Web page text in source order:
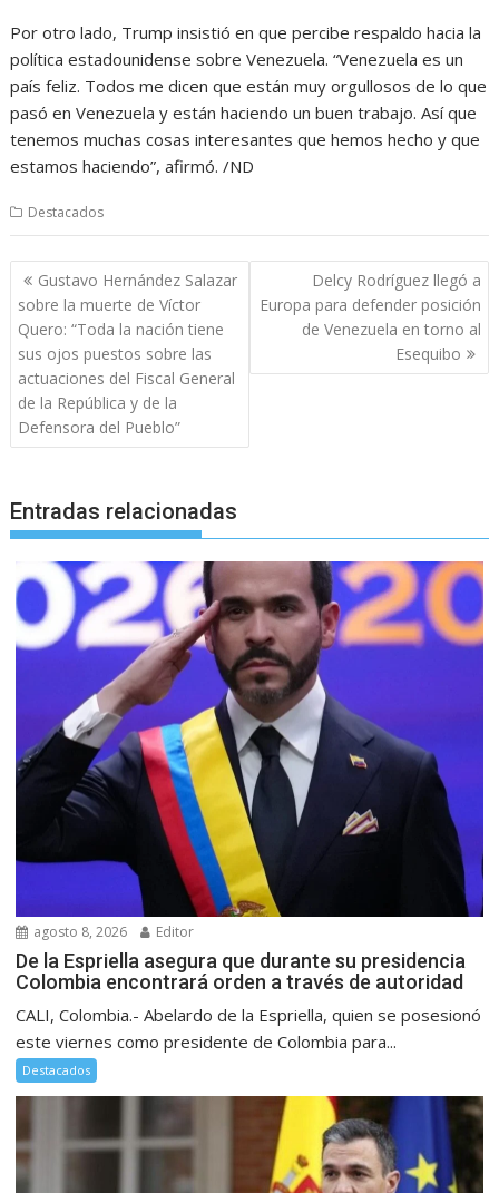
Por otro lado, Trump insistió en que percibe respaldo hacia la
política estadounidense sobre Venezuela. “Venezuela es un
país feliz. Todos me dicen que están muy orgullosos de lo que
pasó en Venezuela y están haciendo un buen trabajo. Así que
tenemos muchas cosas interesantes que hemos hecho y que
estamos haciendo”, afirmó. /ND
Destacados
Navegación
de
entradas
Gustavo Hernández Salazar
sobre la muerte de Víctor
Quero: “Toda la nación tiene
sus ojos puestos sobre las
actuaciones del Fiscal General
de la República y de la
Defensora del Pueblo”
Delcy Rodríguez llegó a
Europa para defender posición
de Venezuela en torno al
Esequibo
Entradas relacionadas
agosto 8, 2026 Editor
De la Espriella asegura que durante su presidencia
Colombia encontrará orden a través de autoridad
CALI, Colombia.- Abelardo de la Espriella, quien se posesionó
este viernes como presidente de Colombia para...
Destacados